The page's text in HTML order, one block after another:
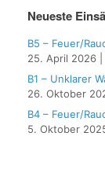
Neueste
B5 – Feuer/
25. April 2026
B1 – Unklarer
26. Oktober
B4 – Feuer/
5. Oktober